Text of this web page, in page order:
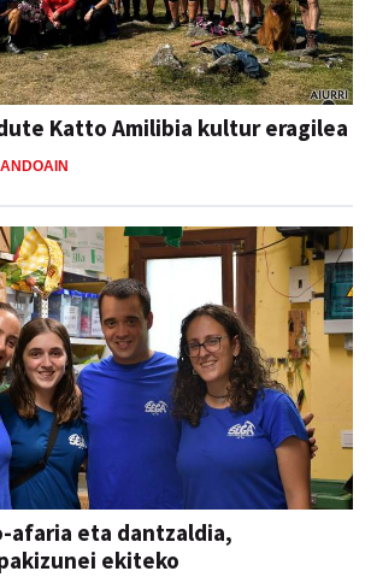
Katto Amilibia kultur eragilea
ANDOAIN
afaria eta dantzaldia,
ekiteko